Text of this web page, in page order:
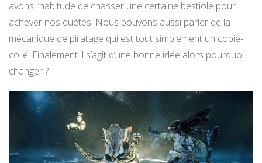
avons l’habitude de chasser une certaine bestiole pour
achever nos quêtes. Nous pouvons aussi parler de la
mécanique de piratage qui est tout simplement un copié-
collé. Finalement il s’agit d’une bonne idée alors pourquoi
changer ?